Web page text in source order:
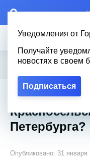
–
Уведомления от
Получайте
новостях в своем
Подписаться
Новости Эксклюзив
Городовой Вопросы о
Сколько
Петербурга?
Опубликовано: 31 января